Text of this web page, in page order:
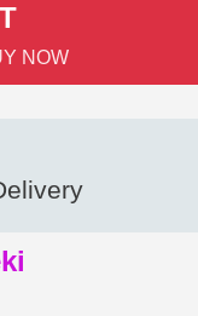
NOW